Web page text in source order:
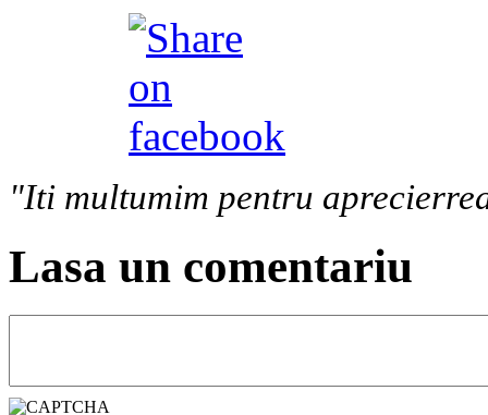
"Iti multumim pentru
Lasa un comentariu